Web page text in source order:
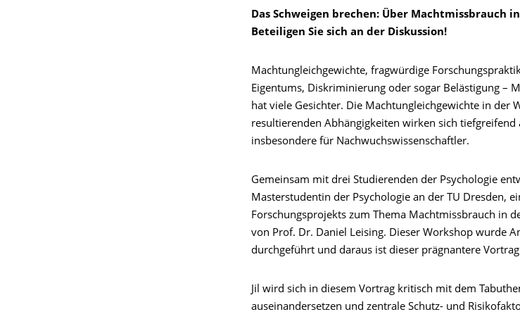
Das Schweigen brechen: Über Machtmissbrauch
Beteiligen Sie sich an der Diskussion!
Machtungleichgewichte, fragwürdige
Eigentums, Diskriminierung oder sogar Belästigung –
hat viele Gesichter. Die Machtungleichgewichte in der
resultierenden Abhängigkeiten wirken sich tiefgreifend
insbesondere für Nachwuchswissenschaftler.
Gemeinsam mit drei Studierenden der Psychologie
Masterstudentin der Psychologie an der TU Dresden,
Forschungsprojekts zum Thema Machtmissbrauch in
von Prof. Dr. Daniel Leising. Dieser Workshop wurde
durchgeführt und daraus ist dieser prägnantere
Jil wird sich in diesem Vortrag kritisch mit dem
auseinandersetzen und zentrale Schutz- und